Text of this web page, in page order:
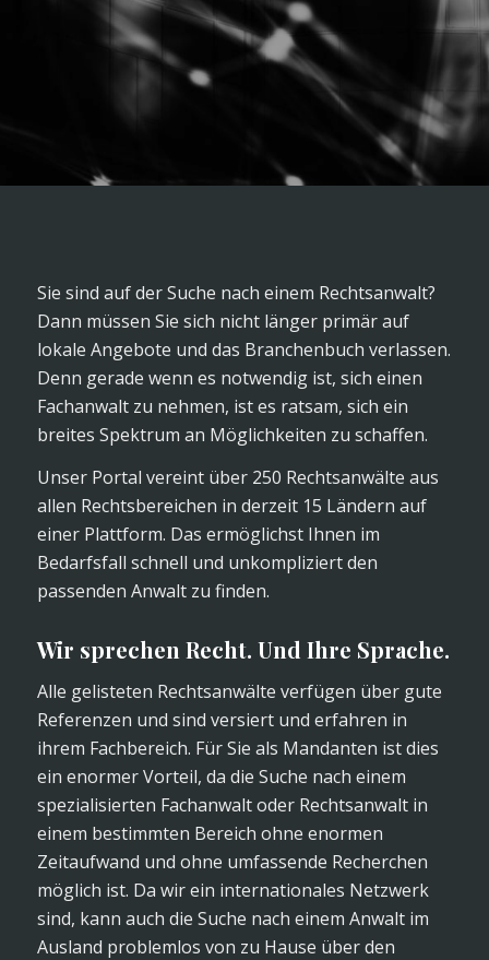
Sie sind auf der Suche nach einem Rechtsanwalt?
Dann müssen Sie sich nicht länger primär auf
lokale Angebote und das Branchenbuch verlassen.
Denn gerade wenn es notwendig ist, sich einen
Fachanwalt zu nehmen, ist es ratsam, sich ein
breites Spektrum an Möglichkeiten zu schaffen.
Unser Portal vereint über 250 Rechtsanwälte aus
allen Rechtsbereichen in derzeit 15 Ländern auf
einer Plattform. Das ermöglichst Ihnen im
Bedarfsfall schnell und unkompliziert den
passenden Anwalt zu finden.
Wir sprechen Recht. Und Ihre Sprache.
Alle gelisteten Rechtsanwälte verfügen über gute
Referenzen und sind versiert und erfahren in
ihrem Fachbereich. Für Sie als Mandanten ist dies
ein enormer Vorteil, da die Suche nach einem
spezialisierten Fachanwalt oder Rechtsanwalt in
einem bestimmten Bereich ohne enormen
Zeitaufwand und ohne umfassende Recherchen
möglich ist. Da wir ein internationales Netzwerk
sind, kann auch die Suche nach einem Anwalt im
Ausland problemlos von zu Hause über den